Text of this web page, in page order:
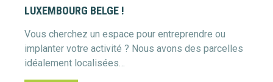
LUXEMBOURG BELGE !
Vous cherchez un espace pour entreprendre ou
implanter votre activité ? Nous avons des parcelles
idéalement localisées…